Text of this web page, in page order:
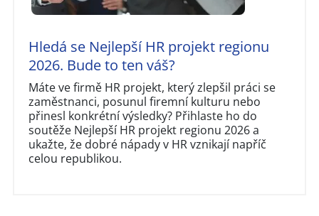
Hledá se Nejlepší HR projekt regionu
2026. Bude to ten váš?
Máte ve firmě HR projekt, který zlepšil práci se
zaměstnanci, posunul firemní kulturu nebo
přinesl konkrétní výsledky? Přihlaste ho do
soutěže Nejlepší HR projekt regionu 2026 a
ukažte, že dobré nápady v HR vznikají napříč
celou republikou.